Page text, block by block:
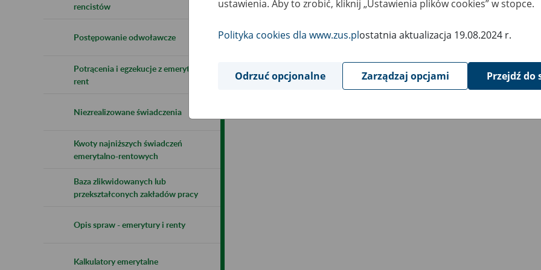
rencistów
Postępowanie odwoławcze
Potrącenia i egzekucje z emerytur i
rent
Niezrealizowane świadczenia
Kwoty najniższych świadczeń
emerytalno-rentowych
Baza zlikwidowanych lub
przekształconych zakładów pracy
Opis spraw - emerytury i renty
Kalkulatory emerytalne
ustawienia. Aby to zrobić, kliknij „Ustawienia plików cookies” w stopce.
Polityka cookies dla www.zus.plostatnia aktualizacja 19.08.2024 r.
Odrzuć opcjonalne Zarządzaj opcjami Przejdź do